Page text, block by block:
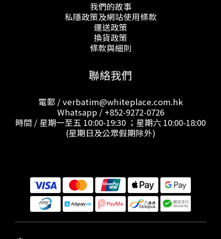
我們的故事
私隱政策及網站使用條款
運送政策
換貨政策
條款與細則
聯絡我們
電郵 / verbatim@whiteplace.com.hk
Whatsapp / +852-9272-0726
時間 / 星期一至五 10:00-19:30 ；星期六 10:00-18:00
(星期日及公眾假期除外)